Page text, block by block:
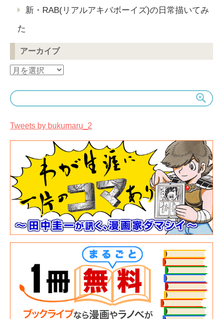
新・RAB(リアルアキバボーイズ)の日常描いてみ
た
アーカイブ
ア
カ
イ
Tweets by bukumaru_2